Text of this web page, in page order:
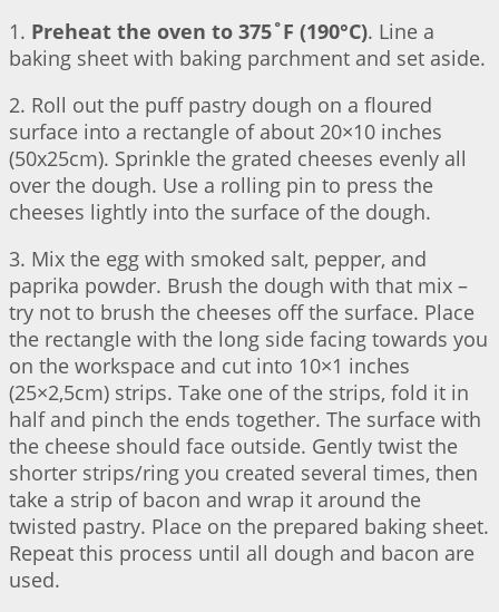
1. Preheat the oven to 375˚F (190°C). Line a
baking sheet with baking parchment and set aside.
2. Roll out the puff pastry dough on a floured
surface into a rectangle of about 20×10 inches
(50x25cm). Sprinkle the grated cheeses evenly all
over the dough. Use a rolling pin to press the
cheeses lightly into the surface of the dough.
3. Mix the egg with smoked salt, pepper, and
paprika powder. Brush the dough with that mix –
try not to brush the cheeses off the surface. Place
the rectangle with the long side facing towards you
on the workspace and cut into 10×1 inches
(25×2,5cm) strips. Take one of the strips, fold it in
half and pinch the ends together. The surface with
the cheese should face outside. Gently twist the
shorter strips/ring you created several times, then
take a strip of bacon and wrap it around the
twisted pastry. Place on the prepared baking sheet.
Repeat this process until all dough and bacon are
used.